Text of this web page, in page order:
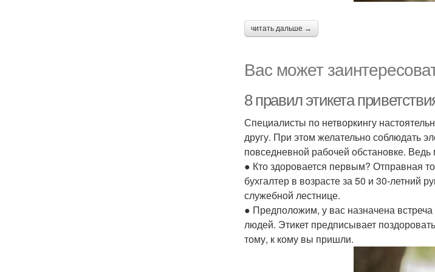
читать дальше →
Вас может
8 правил этикета
Специалисты по нетворкингу
другу. При этом желательно соблюдать
повседневной рабочей обстановке.
● Кто здоровается первым? Отправная
бухгалтер в возрасте за 50 и 30-летний
служебной лестнице.
● Предположим, у вас назначена
людей. Этикет предписывает
тому, к кому вы пришли.